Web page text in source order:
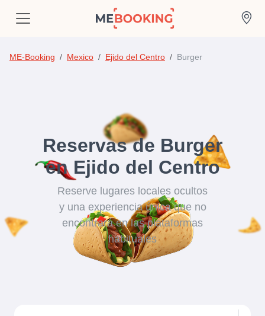
ME-Booking Mexico Ejido del Centro Burger
Reservas de Burger
en Ejido del Centro
Reserve lugares locales ocultos
y una experiencia única que no
encontrará en las plataformas
habituales